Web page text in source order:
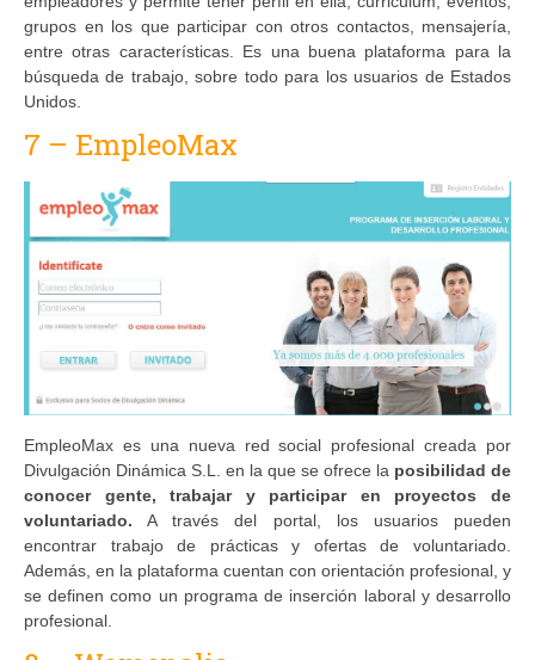
grupos en los que participar con otros contactos, mensajería,
entre otras características. Es una buena plataforma para la
búsqueda de trabajo, sobre todo para los usuarios de Estados
Unidos.
7 – EmpleoMax
EmpleoMax es una nueva red social profesional creada por
Divulgación Dinámica S.L. en la que se ofrece la posibilidad de
conocer gente, trabajar y participar en proyectos de
voluntariado. A través del portal, los usuarios pueden
encontrar trabajo de prácticas y ofertas de voluntariado.
Además, en la plataforma cuentan con orientación profesional, y
se definen como un programa de inserción laboral y desarrollo
profesional.